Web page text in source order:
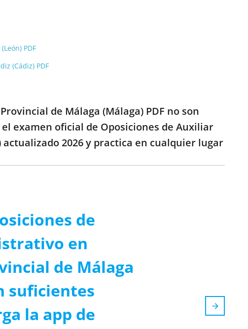
PDF
(Cádiz) PDF
de Málaga (Málaga) PDF no son
examen oficial de Oposiciones de Auxiliar
2026 y practica en cualquier lugar
de
en
de Málaga
suficientes
la app de